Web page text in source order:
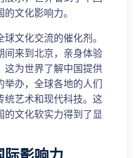
文化影响力。
文化交流的催化剂。
间来到北京，亲身体验
这为世界了解中国提供
举办，全球各地的人们
统艺术和现代科技。这
的文化软实力得到了显